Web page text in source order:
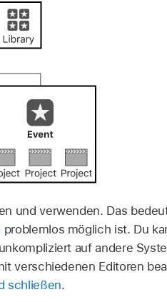
und verwenden. Das
problemlos möglich ist. Du
auf andere
verschiedenen Editoren
schließen.